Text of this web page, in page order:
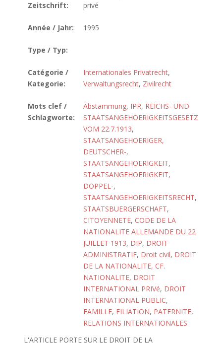
Zeitschrift:
privé
Année / Jahr: 1995
Type / Typ:
Catégorie /
Kategorie:
Internationales Privatrecht,
Verwaltungsrecht, Zivilrecht
Mots clef /
Schlagworte:
Abstammung, IPR, REICHS- UND
STAATSANGEHOERIGKEITSGESETZ
VOM 22.7.1913,
STAATSANGEHOERIGER,
DEUTSCHER-,
STAATSANGEHOERIGKEIT,
STAATSANGEHOERIGKEIT,
DOPPEL-,
STAATSANGEHOERIGKEITSRECHT,
STAATSBUERGERSCHAFT,
CITOYENNETE, CODE DE LA
NATIONALITE ALLEMANDE DU 22
JUILLET 1913, DIP, DROIT
ADMINISTRATIF, Droit civil, DROIT
DE LA NATIONALITE, CF.
NATIONALITE, DROIT
INTERNATIONAL PRIVé, DROIT
INTERNATIONAL PUBLIC,
FAMILLE, FILIATION, PATERNITE,
RELATIONS INTERNATIONALES
L'ARTICLE PORTE SUR LE DROIT DE LA